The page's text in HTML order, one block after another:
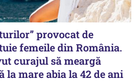
provocat de
femeile din România.
curajul să meargă
la mare abia la 42 de ani